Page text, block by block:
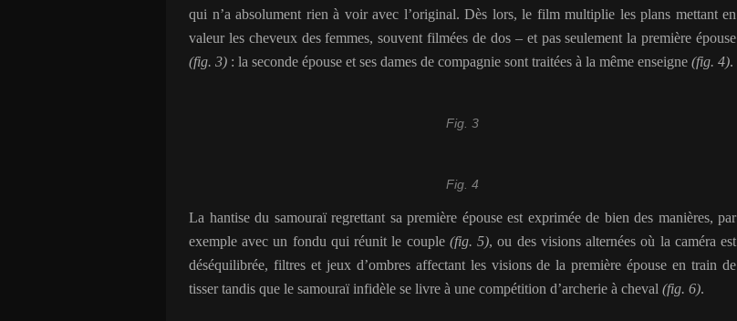
qui n’a absolument rien à voir avec l’original. Dès lors, le film multiplie les plans mettant en
valeur les cheveux des femmes, souvent filmées de dos – et pas seulement la première épouse
(fig. 3) : la seconde épouse et ses dames de compagnie sont traitées à la même enseigne (fig. 4).
Fig. 3
Fig. 4
La hantise du samouraï regrettant sa première épouse est exprimée de bien des manières, par
exemple avec un fondu qui réunit le couple (fig. 5), ou des visions alternées où la caméra est
déséquilibrée, filtres et jeux d’ombres affectant les visions de la première épouse en train de
tisser tandis que le samouraï infidèle se livre à une compétition d’archerie à cheval (fig. 6).